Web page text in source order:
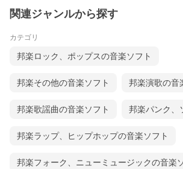
関連ジャンルから探す
カテゴリ
邦楽ロック、ポップスの音楽ソフト
邦楽その他の音楽ソフト 邦楽演歌の音
邦楽歌謡曲の音楽ソフト 邦楽パンク、
邦楽ラップ、ヒップホップの音楽ソフト
邦楽フォーク、ニューミュージックの音楽